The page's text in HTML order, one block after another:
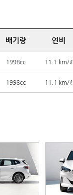
배기량 연비
1998cc 11.1 km/ℓ
1998cc 11.1 km/ℓ